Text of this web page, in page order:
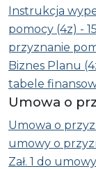
Instrukcja
pomocy (4z) -
przyznanie
Biznes Planu
tabele
Umowa o
Umowa o
umowy o
Zał. 1 do